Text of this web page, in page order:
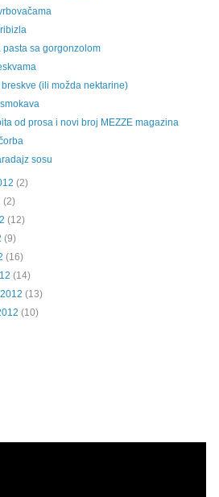
pasta sa gorgonzolom
(ili možda nektarine)
od prosa i novi broj MEZZE magazina
sosu
(2)
(2)
(12)
(9)
(16)
(14)
(13)
(10)